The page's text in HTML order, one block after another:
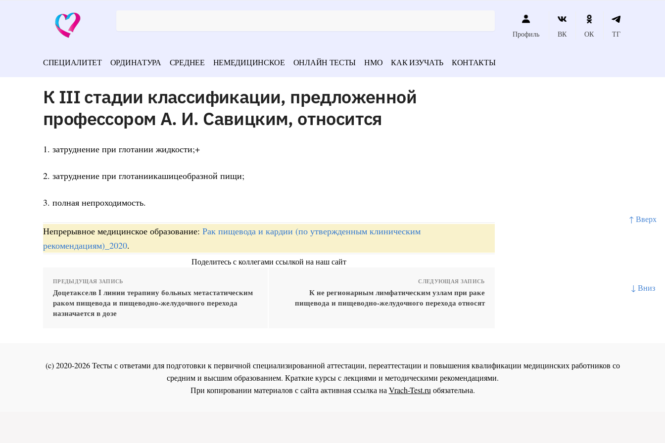
↑ Вверх
↓ Вниз
Профиль ВК ОК ТГ
СПЕЦИАЛИТЕТ ОРДИНАТУРА СРЕДНЕЕ НЕМЕДИЦИНСКОЕ ОНЛАЙН ТЕСТЫ НМО КАК ИЗУЧАТЬ КОНТАКТЫ
К III стадии классификации, предложенной
профессором А. И. Савицким, относится
1. затруднение при глотании жидкости;+
2. затруднение при глотаниикашицеобразной пищи;
3. полная непроходимость.
Непрерывное медицинское образование: Рак пищевода и кардии (по утвержденным клиническим
рекомендациям)_2020.
Поделитесь с коллегами ссылкой на наш сайт
ПРЕДЫДУЩАЯ ЗАПИСЬ
Доцетакселв I линии терапииу больных метастатическим
раком пищевода и пищеводно-желудочного перехода
назначается в дозе
СЛЕДУЮЩАЯ ЗАПИСЬ
К не регионарным лимфатическим узлам при раке
пищевода и пищеводно-желудочного перехода относят
(c) 2020-2026 Тесты с ответами для подготовки к первичной специализированной аттестации, переаттестации и повышения квалификации медицинских работников со
средним и высшим образованием. Краткие курсы с лекциями и методическими рекомендациями.
При копировании материалов с сайта активная ссылка на Vrach-Test.ru обязательна.